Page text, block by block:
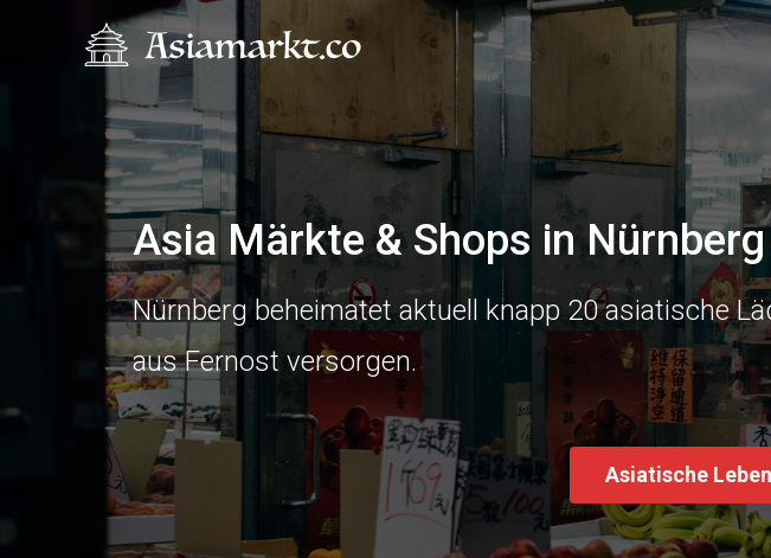
Asia Märkte & Shops in Nürnberg
Nürnberg beheimatet aktuell knapp 20 asiatische
aus Fernost versorgen.
Asiatische